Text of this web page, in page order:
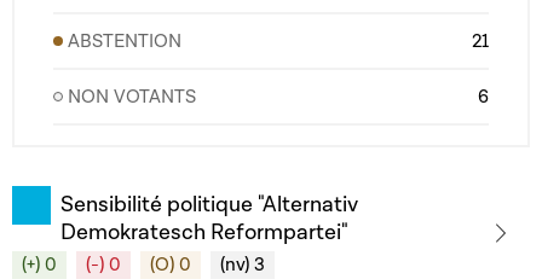
ABSTENTION 21
NON VOTANTS 6
Sensibilité politique "Alternativ
Demokratesch Reformpartei"
(+) 0 (-) 0 (O) 0 (nv) 3